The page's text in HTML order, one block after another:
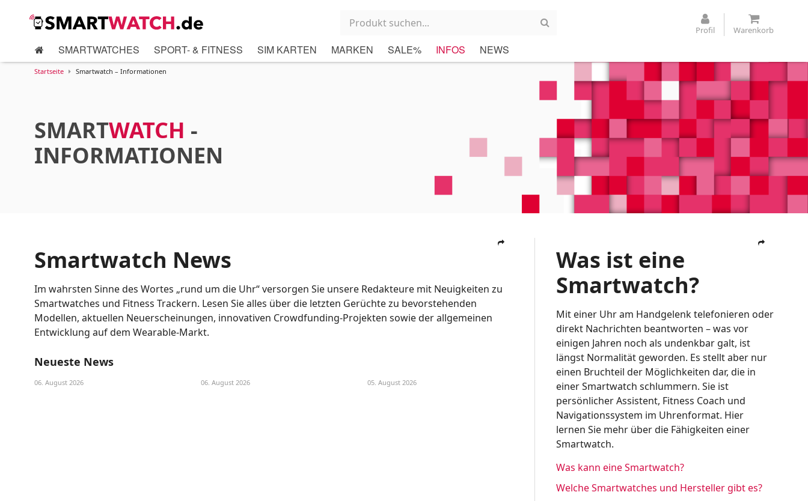
Profil Warenkorb
SMARTWATCHES SPORT- & FITNESS SIM KARTEN MARKEN SALE% INFOS NEWS
Startseite Smartwatch – Informationen
SMARTWATCH -
INFORMATIONEN
Smartwatch News
Im wahrsten Sinne des Wortes „rund um die Uhr“ versorgen Sie unsere Redakteure mit Neuigkeiten zu
Smartwatches und Fitness Trackern. Lesen Sie alles über die letzten Gerüchte zu bevorstehenden
Modellen, aktuellen Neuerscheinungen, innovativen Crowdfunding-Projekten sowie der allgemeinen
Entwicklung auf dem Wearable-Markt.
Neueste News
06. August 2026 06. August 2026 05. August 2026
Was ist eine
Smartwatch?
Mit einer Uhr am Handgelenk telefonieren oder
direkt Nachrichten beantworten – was vor
einigen Jahren noch als undenkbar galt, ist
längst Normalität geworden. Es stellt aber nur
einen Bruchteil der Möglichkeiten dar, die in
einer Smartwatch schlummern. Sie ist
persönlicher Assistent, Fitness Coach und
Navigationssystem im Uhrenformat. Hier
lernen Sie mehr über die Fähigkeiten einer
Smartwatch.
Was kann eine Smartwatch?
Welche Smartwatches und Hersteller gibt es?